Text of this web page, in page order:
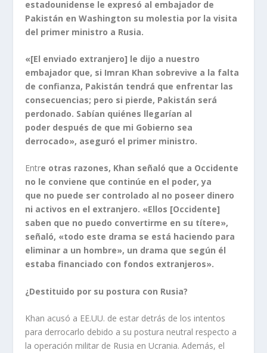
estadounidense le expresó al embajador de
Pakistán en Washington su molestia por la visita
del primer ministro a Rusia.
«[El enviado extranjero] le dijo a nuestro
embajador que, si Imran Khan sobrevive a la falta
de confianza, Pakistán tendrá que enfrentar las
consecuencias; pero si pierde, Pakistán será
perdonado. Sabían quiénes llegarían al
poder después de que mi Gobierno sea
derrocado», aseguró el primer ministro.
Entre otras razones, Khan señaló que a Occidente
no le conviene que continúe en el poder, ya
que no puede ser controlado al no poseer dinero
ni activos en el extranjero. «Ellos [Occidente]
saben que no puedo convertirme en su títere»,
señaló, «todo este drama se está haciendo para
eliminar a un hombre», un drama que según él
estaba financiado con fondos extranjeros».
¿Destituido por su postura con Rusia?
Khan acusó a EE.UU. de estar detrás de los intentos
para derrocarlo debido a su postura neutral respecto a
la operación militar de Rusia en Ucrania. Además, el